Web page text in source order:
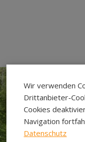
Wir verwenden
Drittanbieter-
Cookies
Navigation
Datenschutz